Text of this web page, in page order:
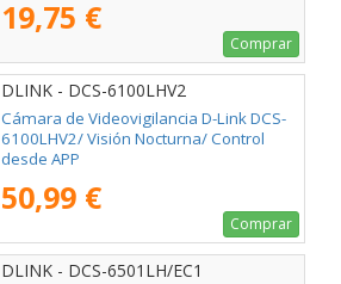
19,75 €
Comprar
DLINK - DCS-6100LHV2
Cámara de Videovigilancia D-Link DCS-
6100LHV2/ Visión Nocturna/ Control
desde APP
50,99 €
Comprar
DLINK - DCS-6501LH/EC1